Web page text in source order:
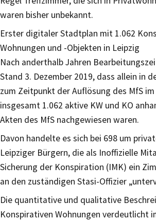
waren bisher unbekannt.
Erster digitaler Stadtplan mit 1.062
Wohnungen und -Objekten in Leipzig
Nach anderthalb Jahren
Stand 3. Dezember 2019, dass allein in
zum Zeitpunkt der Auflösung des MfS
insgesamt 1.062 aktive KW und KO
Akten des MfS nachgewiesen waren.
Davon handelte es sich bei 698 um
Leipziger Bürgern, die als Inoffizielle
Sicherung der Konspiration (IMK) ein
an den zuständigen Stasi-Offizier
Die quantitative und qualitative
Konspirativen Wohnungen verdeutlicht